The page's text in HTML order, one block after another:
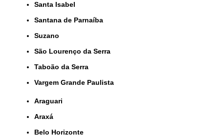
Santa Isabel
Santana de Parnaíba
Suzano
São Lourenço da Serra
Taboão da Serra
Vargem Grande Paulista
Araguari
Araxá
Belo Horizonte